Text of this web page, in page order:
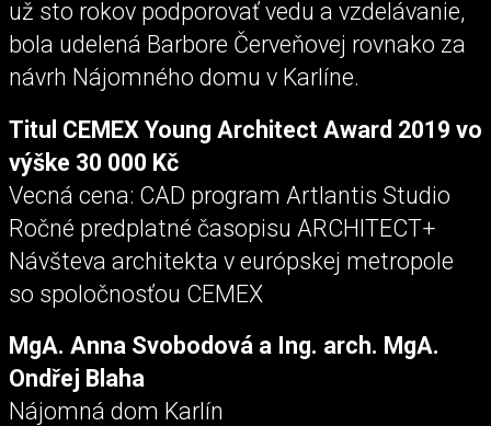
už sto rokov podporovať vedu a vzdelávanie,
bola udelená Barbore Červeňovej rovnako za
návrh Nájomného domu v Karlíne.
Titul CEMEX Young Architect Award 2019 vo
výške 30 000 Kč
Vecná cena: CAD program Artlantis Studio
Ročné predplatné časopisu ARCHITECT+
Návšteva architekta v európskej metropole
so spoločnosťou CEMEX
MgA. Anna Svobodová a Ing. arch. MgA.
Ondřej Blaha
Nájomná dom Karlín